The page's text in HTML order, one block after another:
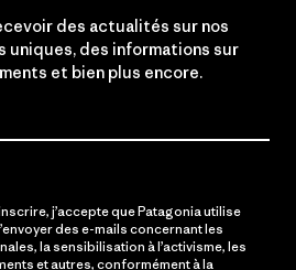
des actualités sur nos
uniques, des informations sur
et bien plus encore.
j’accepte que Patagonia utilise
des e-mails concernant les
la sensibilisation à l’activisme, les
et autres, conformément à la